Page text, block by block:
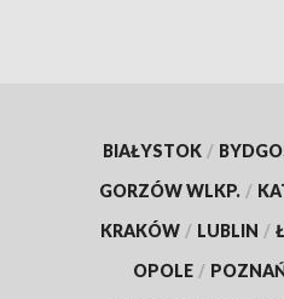
BIAŁYSTOK /
GORZÓW WLKP. /
KRAKÓW / LUBLIN /
OPOLE /